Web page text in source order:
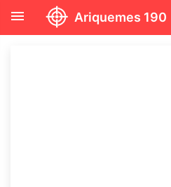
menu Ariquemes 190